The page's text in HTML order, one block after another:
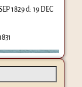
1829d:19 DEC